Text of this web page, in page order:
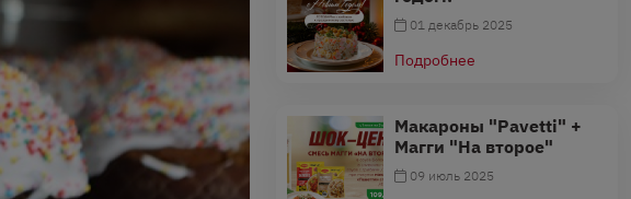
01 декабрь 2025
Подробнее
Макароны "Pavetti" +
Магги "На второе"
09 июль 2025